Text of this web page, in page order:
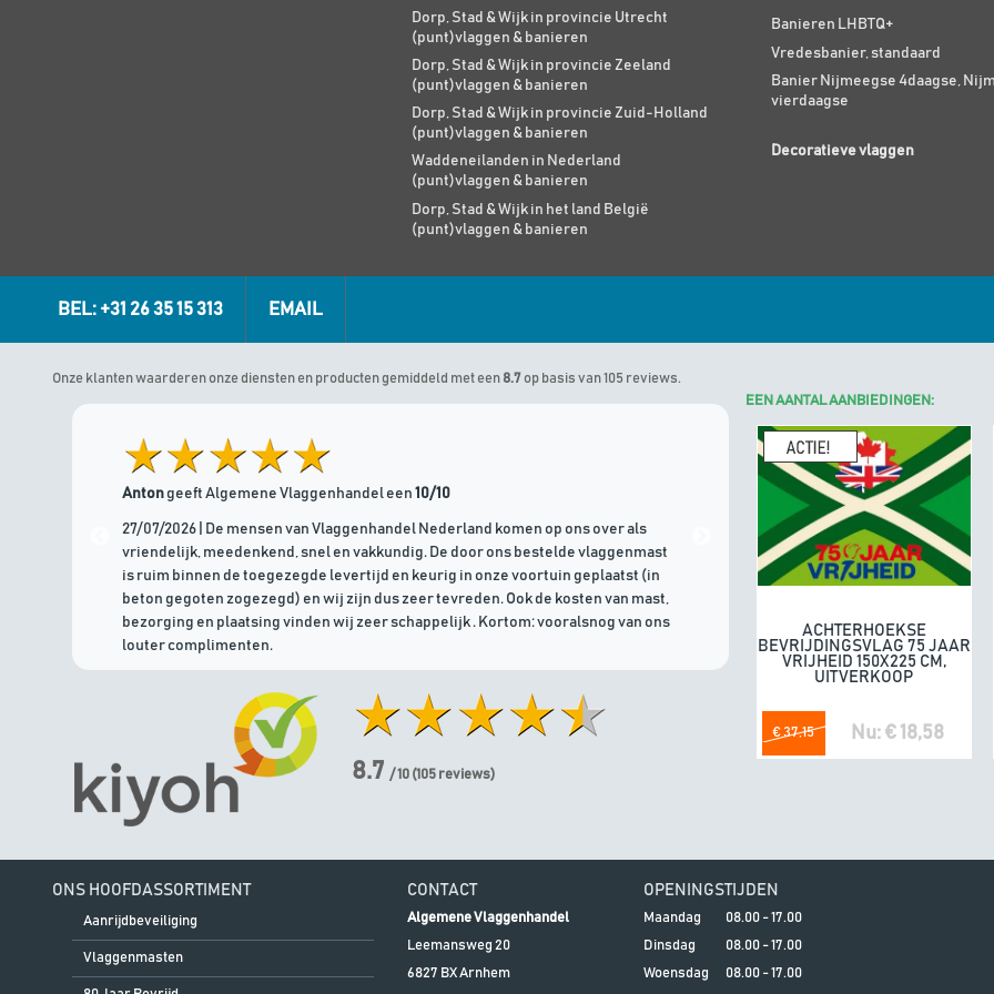
Dorp, Stad & Wijk in provincie Utrecht
(punt)vlaggen & banieren
Dorp, Stad & Wijk in provincie Zeeland
(punt)vlaggen & banieren
Dorp, Stad & Wijk in provincie Zuid-Holland
(punt)vlaggen & banieren
Waddeneilanden in Nederland
(punt)vlaggen & banieren
Dorp, Stad & Wijk in het land België
(punt)vlaggen & banieren
Banieren LHBTQ+
Vredesbanier, standaard
Banier Nijmeegse 4daagse,
vierdaagse
Decoratieve vlaggen
BEL: +31 26 35 15 313 EMAIL
Onze klanten waarderen onze diensten en producten gemiddeld met een 8.7 op basis van 105 reviews.
Antongeeft Algemene Vlaggenhandel een 10/10
27/07/2026 | De mensen van Vlaggenhandel Nederland komen op ons over als
vriendelijk, meedenkend, snel en vakkundig. De door ons bestelde vlaggenmast
is ruim binnen de toegezegde levertijd en keurig in onze voortuin geplaatst (in
beton gegoten zogezegd) en wij zijn dus zeer tevreden. Ook de kosten van mast,
bezorging en plaatsing vinden wij zeer schappelijk . Kortom: vooralsnog van ons
louter complimenten.
Marinus geeft Algemene
21/07/2026 | Goede
8.7/ 10 (105 reviews)
EEN AANTAL AANBIEDINGEN:
In winkelwagen
ACHTERHOEKSE
BEVRIJDINGSVLAG 75 JAAR
VRIJHEID 150X225 CM,
UITVERKOOP
€ 37,15 Nu: € 18,58
ONS HOOFDASSORTIMENT
Aanrijdbeveiliging
Vlaggenmasten
CONTACT
Algemene Vlaggenhandel
Leemansweg 20
6827 BXArnhem
OPENINGSTIJDEN
Maandag
08.00 - 17.00
Dinsdag
08.00 - 17.00
Woensdag
08.00 - 17.00